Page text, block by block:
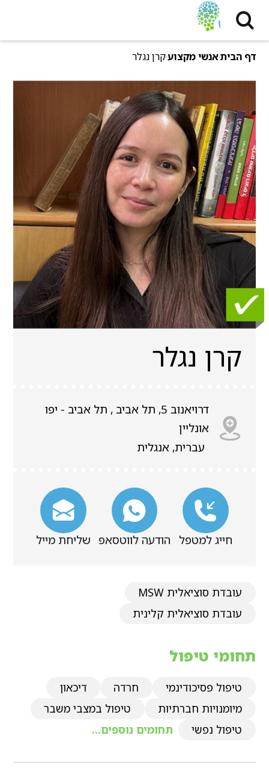
דף הביתאנשי מקצועקרן נגלר
קרן נגלר
דרויאנוב 5, תל אביב , תל אביב - יפו
אונליין
עברית, אנגלית
חייג למטפל הודעה לווטסאפ שליחת מייל
עובדת סוציאלית MSW
עובדת סוציאלית קלינית
תחומי טיפול
טיפול פסיכודינמי חרדה
דיכאון
מיומנויות חברתיות
טיפול במצבי משבר
טיפול נפשי
תחומים נוספים...